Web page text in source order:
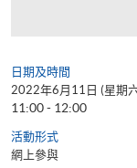
日期及時間
2022年6月11日 (星期
11:00 - 12:00
活動形式
網上參與